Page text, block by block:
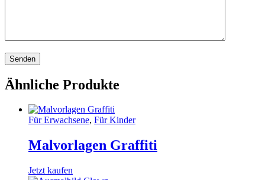
Ähnliche Produkte
Für Erwachsene, Für Kinder
Malvorlagen Graffiti
Jetzt kaufen